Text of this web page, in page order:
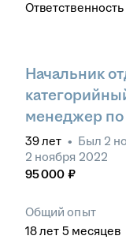
Ответственность
Начальник
менеджер по
39лет • Был 2
2 ноября 2022
95 000 ₽
Общий опыт
18лет 5 месяцев